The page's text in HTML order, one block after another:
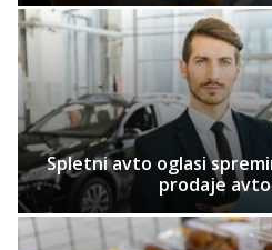
Spletni avto oglasi
prodaje